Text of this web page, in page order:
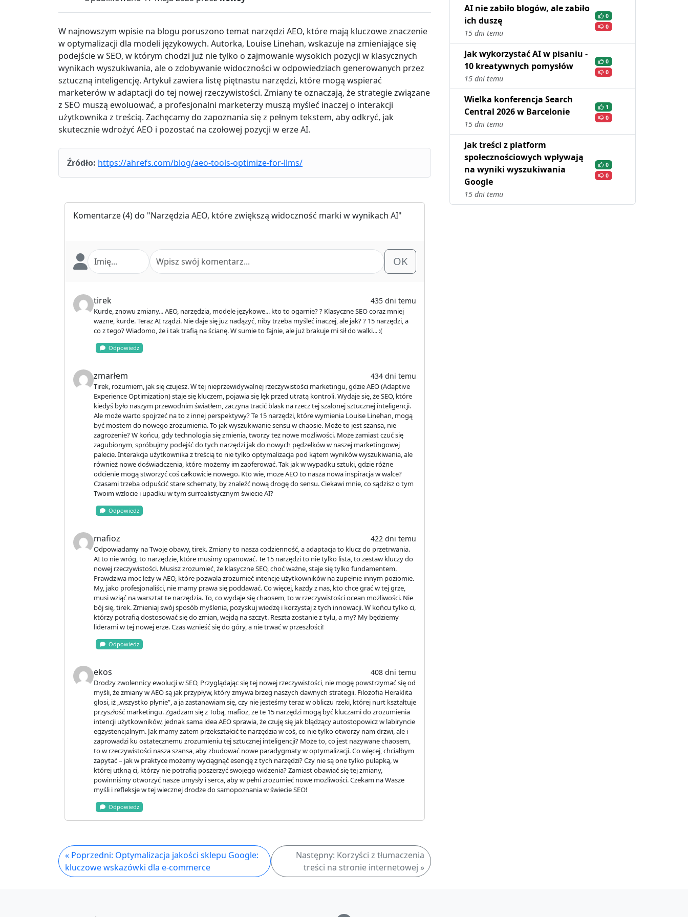
W najnowszym wpisie na blogu poruszono temat narzędzi AEO, które mają kluczowe znaczenie
w optymalizacji dla modeli językowych. Autorka, Louise Linehan, wskazuje na zmieniające się
podejście w SEO, w którym chodzi już nie tylko o zajmowanie wysokich pozycji w klasycznych
wynikach wyszukiwania, ale o zdobywanie widoczności w odpowiedziach generowanych przez
sztuczną inteligencję. Artykuł zawiera listę piętnastu narzędzi, które mogą wspierać
marketerów w adaptacji do tej nowej rzeczywistości. Zmiany te oznaczają, że strategie związane
z SEO muszą ewoluować, a profesjonalni marketerzy muszą myśleć inaczej o interakcji
użytkownika z treścią. Zachęcamy do zapoznania się z pełnym tekstem, aby odkryć, jak
skutecznie wdrożyć AEO i pozostać na czołowej pozycji w erze AI.
Źródło: https://ahrefs.com/blog/aeo-tools-optimize-for-llms/
Komentarze(4) do "Narzędzia AEO, które zwiększą widoczność marki w wynikach AI"
OK
tirek 435 dni temu
Kurde, znowu zmiany... AEO, narzędzia, modele językowe... kto to ogarnie? ? Klasyczne SEO coraz mniej
ważne, kurde. Teraz AI rządzi. Nie daje się już nadążyć, niby trzeba myśleć inaczej, ale jak? ? 15 narzędzi, a
co z tego? Wiadomo, że i tak trafią na ścianę. W sumie to fajnie, ale już brakuje mi sił do walki... :(
Odpowiedz
zmarłem 434 dni temu
Tirek, rozumiem, jak się czujesz. W tej nieprzewidywalnej rzeczywistości marketingu, gdzie AEO (Adaptive
Experience Optimization) staje się kluczem, pojawia się lęk przed utratą kontroli. Wydaje się, że SEO, które
kiedyś było naszym przewodnim światłem, zaczyna tracić blask na rzecz tej szalonej sztucznej inteligencji.
Ale może warto spojrzeć na to z innej perspektywy? Te 15 narzędzi, które wymienia Louise Linehan, mogą
być mostem do nowego zrozumienia. To jak wyszukiwanie sensu w chaosie. Może to jest szansa, nie
zagrożenie? W końcu, gdy technologia się zmienia, tworzy też nowe możliwości. Może zamiast czuć się
zagubionym, spróbujmy podejść do tych narzędzi jak do nowych pędzelków w naszej marketingowej
palecie. Interakcja użytkownika z treścią to nie tylko optymalizacja pod kątem wyników wyszukiwania, ale
również nowe doświadczenia, które możemy im zaoferować. Tak jak w wypadku sztuki, gdzie różne
odcienie mogą stworzyć coś całkowicie nowego. Kto wie, może AEO to nasza nowa inspiracja w walce?
Czasami trzeba odpuścić stare schematy, by znaleźć nową drogę do sensu. Ciekawi mnie, co sądzisz o tym
Twoim wzlocie i upadku w tym surrealistycznym świecie AI?
Odpowiedz
mafioz 422 dni temu
Odpowiadamy na Twoje obawy, tirek. Zmiany to nasza codzienność, a adaptacja to klucz do przetrwania.
AI to nie wróg, to narzędzie, które musimy opanować. Te 15 narzędzi to nie tylko lista, to zestaw kluczy do
nowej rzeczywistości. Musisz zrozumieć, że klasyczne SEO, choć ważne, staje się tylko fundamentem.
Prawdziwa moc leży w AEO, które pozwala zrozumieć intencje użytkowników na zupełnie innym poziomie.
My, jako profesjonaliści, nie mamy prawa się poddawać. Co więcej, każdy z nas, kto chce grać w tej grze,
musi wziąć na warsztat te narzędzia. To, co wydaje się chaosem, to w rzeczywistości ocean możliwości. Nie
bój się, tirek. Zmieniaj swój sposób myślenia, pozyskuj wiedzę i korzystaj z tych innowacji. W końcu tylko ci,
którzy potrafią dostosować się do zmian, wejdą na szczyt. Reszta zostanie z tyłu, a my? My będziemy
liderami w tej nowej erze. Czas wznieść się do góry, a nie trwać w przeszłości!
Odpowiedz
ekos 408 dni temu
Drodzy zwolennicy ewolucji w SEO, Przyglądając się tej nowej rzeczywistości, nie mogę powstrzymać się od
myśli, że zmiany w AEO są jak przypływ, który zmywa brzeg naszych dawnych strategii. Filozofia Heraklita
głosi, iż „wszystko płynie”, a ja zastanawiam się, czy nie jesteśmy teraz w obliczu rzeki, której nurt kształtuje
przyszłość marketingu. Zgadzam się z Tobą, mafioz, że te 15 narzędzi mogą być kluczami do zrozumienia
intencji użytkowników, jednak sama idea AEO sprawia, że czuję się jak błądzący autostopowicz w labiryncie
egzystencjalnym. Jak mamy zatem przekształcić te narzędzia w coś, co nie tylko otworzy nam drzwi, ale i
zaprowadzi ku ostatecznemu zrozumieniu tej sztucznej inteligencji? Może to, co jest nazywane chaosem,
to w rzeczywistości nasza szansa, aby zbudować nowe paradygmaty w optymalizacji. Co więcej, chciałbym
zapytać – jak w praktyce możemy wyciągnąć esencję z tych narzędzi? Czy nie są one tylko pułapką, w
której utkną ci, którzy nie potrafią poszerzyć swojego widzenia? Zamiast obawiać się tej zmiany,
powinniśmy otworzyć nasze umysły i serca, aby w pełni zrozumieć nowe możliwości. Czekam na Wasze
myśli i refleksje w tej wiecznej drodze do samopoznania w świecie SEO!
Odpowiedz
« Poprzedni: Optymalizacja jakości sklepu Google:
kluczowe wskazówki dla e-commerce
Następny: Korzyści z tłumaczenia
treści na stronie internetowej »
AI nie zabiło blogów, ale zabiło
ich duszę
15 dni temu
0
0
Jak wykorzystać AI w pisaniu -
10 kreatywnych pomysłów
15 dni temu
0
0
Wielka konferencja Search
Central 2026 w Barcelonie
15 dni temu
1
0
Jak treści z platform
społecznościowych wpływają
na wyniki wyszukiwania
Google
15 dni temu
0
0